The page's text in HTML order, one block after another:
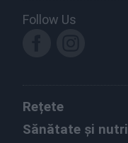
Follow Us
Rețete
Sănătate și